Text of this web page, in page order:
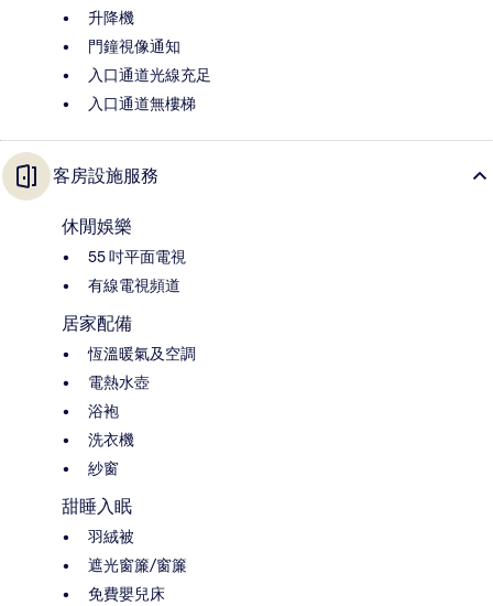
升降機
門鐘視像通知
入口通道光線充足
入口通道無樓梯
客房設施服務
休閒娛樂
55 吋平面電視
有線電視頻道
居家配備
恆溫暖氣及空調
電熱水壺
浴袍
洗衣機
紗窗
甜睡入眠
羽絨被
遮光窗簾/窗簾
免費嬰兒床